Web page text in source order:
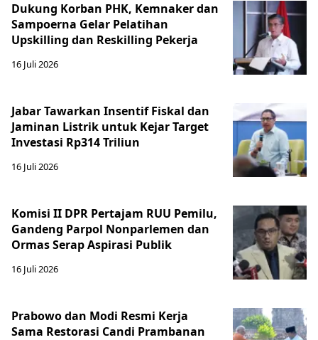
Dukung Korban PHK, Kemnaker dan
Sampoerna Gelar Pelatihan
Upskilling dan Reskilling Pekerja
16 Juli 2026
Jabar Tawarkan Insentif Fiskal dan
Jaminan Listrik untuk Kejar Target
Investasi Rp314 Triliun
16 Juli 2026
Komisi II DPR Pertajam RUU Pemilu,
Gandeng Parpol Nonparlemen dan
Ormas Serap Aspirasi Publik
16 Juli 2026
Prabowo dan Modi Resmi Kerja
Sama Restorasi Candi Prambanan